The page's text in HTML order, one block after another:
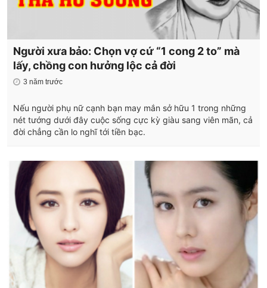
Người xưa bảo: Chọn vợ cứ “1 cong 2 to” mà
lấy, chồng con hưởng lộc cả đời
3 năm trước
Nếu người phụ nữ cạnh bạn may mắn sở hữu 1 trong những
nét tướng dưới đây cuộc sống cực kỳ giàu sang viên mãn, cả
đời chẳng cần lo nghĩ tới tiền bạc.